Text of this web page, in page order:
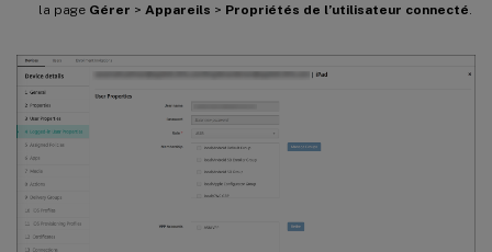
la page Gérer > Appareils > Propriétés de l’utilisateur connecté